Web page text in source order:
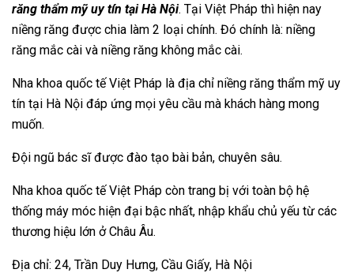
răng thẩm mỹ uy tín tại Hà Nội. Tại Việt Pháp thì hiện nay
niềng răng được chia làm 2 loại chính. Đó chính là: niềng
răng mắc cài và niềng răng không mắc cài.
Nha khoa quốc tế Việt Pháp là địa chỉ niềng răng thẩm mỹ uy
tín tại Hà Nội đáp ứng mọi yêu cầu mà khách hàng mong
muốn.
Đội ngũ bác sĩ được đào tạo bài bản, chuyên sâu.
Nha khoa quốc tế Việt Pháp còn trang bị với toàn bộ hệ
thống máy móc hiện đại bậc nhất, nhập khẩu chủ yếu từ các
thương hiệu lớn ở Châu Âu.
Địa chỉ: 24, Trần Duy Hưng, Cầu Giấy, Hà Nội